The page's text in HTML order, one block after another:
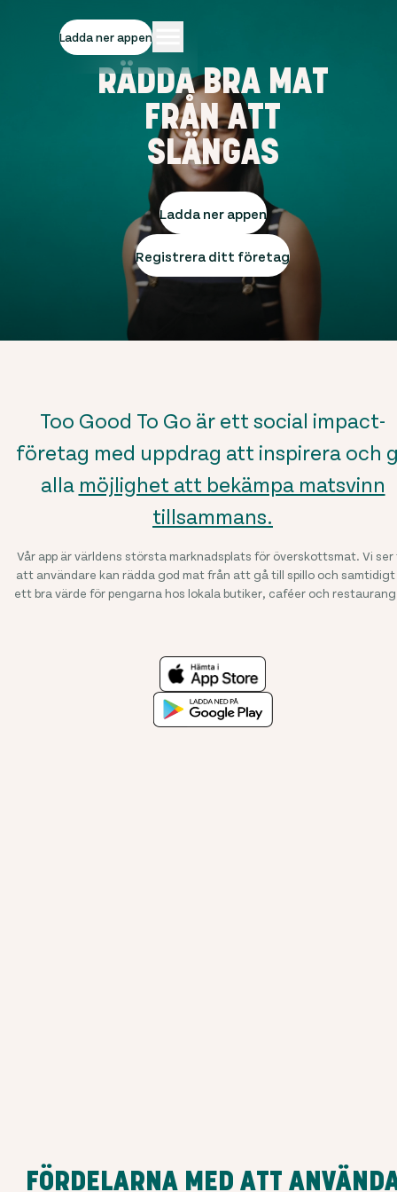
Ladda ner appen
RÄDDA BRA MAT
FRÅN ATT
SLÄNGAS
Ladda ner appen
Registrera ditt företag
Too Good To Go är ett social impact-
företag med uppdrag att inspirera och
alla möjlighet att bekämpa matsvinn
tillsammans.
Vår app är världens största marknadsplats för överskottsmat. Vi ser
att användare kan rädda god mat från att gå till spillo och
ett bra värde för pengarna hos lokala butiker, caféer och
FÖRDELARNA MED ATT